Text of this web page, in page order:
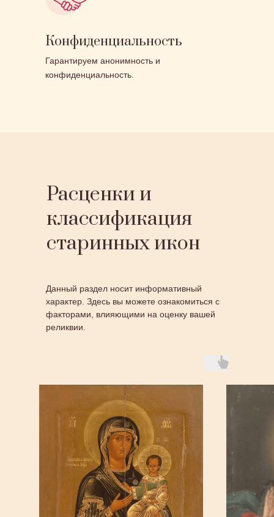
Конфиденциальность
Гарантируем анонимность и
конфиденциальность.
Расценки и
классификация
старинных икон
Данный раздел носит информативный
характер. Здесь вы можете ознакомиться с
факторами, влияющими на оценку вашей
реликвии.